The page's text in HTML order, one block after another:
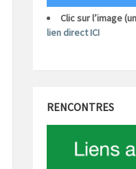
Clic sur l’image
lien direct ICI
RENCONTRES